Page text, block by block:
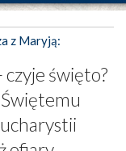
z Maryją:
święto?